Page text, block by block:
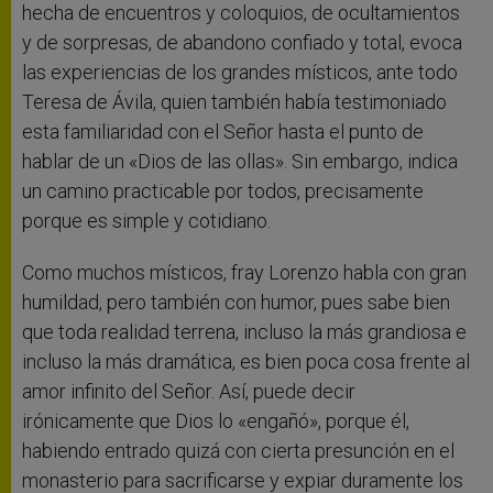
hecha de encuentros y coloquios, de ocultamientos
y de sorpresas, de abandono confiado y total, evoca
las experiencias de los grandes místicos, ante todo
Teresa de Ávila, quien también había testimoniado
esta familiaridad con el Señor hasta el punto de
hablar de un «Dios de las ollas». Sin embargo, indica
un camino practicable por todos, precisamente
porque es simple y cotidiano.
Como muchos místicos, fray Lorenzo habla con gran
humildad, pero también con humor, pues sabe bien
que toda realidad terrena, incluso la más grandiosa e
incluso la más dramática, es bien poca cosa frente al
amor infinito del Señor. Así, puede decir
irónicamente que Dios lo «engañó», porque él,
habiendo entrado quizá con cierta presunción en el
monasterio para sacrificarse y expiar duramente los